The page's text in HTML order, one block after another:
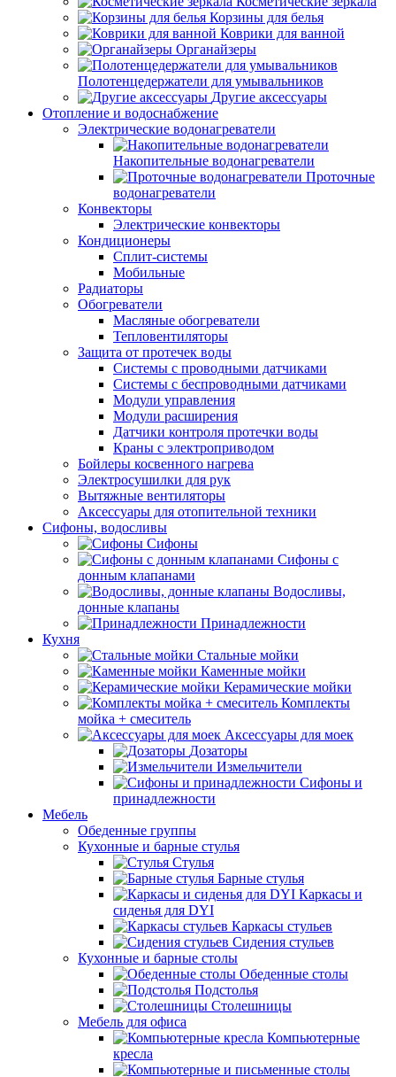
Корзины для белья
Коврики для ванной
Органайзеры
Полотенцедержатели для умывальников
Другие аксессуары
Отопление и водоснабжение
Электрические водонагреватели
Накопительные водонагреватели
Проточные
водонагреватели
Конвекторы
Электрические конвекторы
Кондиционеры
Сплит-системы
Мобильные
Радиаторы
Обогреватели
Масляные обогреватели
Тепловентиляторы
Защита от протечек воды
Системы с проводными датчиками
Системы с беспроводными датчиками
Модули управления
Модули расширения
Датчики контроля протечки воды
Краны с электроприводом
Бойлеры косвенного нагрева
Электросушилки для рук
Вытяжные вентиляторы
Аксессуары для отопительной техники
Сифоны, водосливы
Сифоны
Сифоны с
донным клапанами
Водосливы,
донные клапаны
Принадлежности
Кухня
Стальные мойки
Каменные мойки
Керамические мойки
Комплекты
мойка + смеситель
Аксессуары для моек
Дозаторы
Измельчители
Сифоны и
принадлежности
Мебель
Обеденные группы
Кухонные и барные стулья
Стулья
Барные стулья
Каркасы и
сиденья для DYI
Каркасы стульев
Сидения стульев
Кухонные и барные столы
Обеденные столы
Подстолья
Столешницы
Мебель для офиса
Компьютерные
кресла